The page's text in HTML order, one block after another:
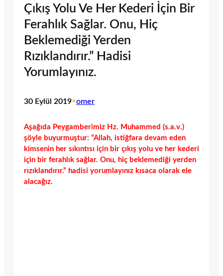
Çıkış Yolu Ve Her Kederi İçin Bir
Ferahlık Sağlar. Onu, Hiç
Beklemediği Yerden
Rızıklandırır.” Hadisi
Yorumlayınız.
30 Eylül 2019•omer
Aşağıda Peygamberimiz Hz. Muhammed (s.a.v.)
şöyle buyurmuştur: “Allah, istiğfara devam eden
kimsenin her sıkıntısı için bir çıkış yolu ve her kederi
için bir ferahlık sağlar. Onu, hiç beklemediği yerden
rızıklandırır.” hadisi yorumlayınız kısaca olarak ele
alacağız.